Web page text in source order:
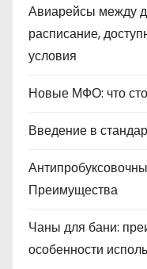
Авиарейсы между
расписание,
условия
Новые МФО: что
Введение в
Преимущества
Чаны для бани:
особенности